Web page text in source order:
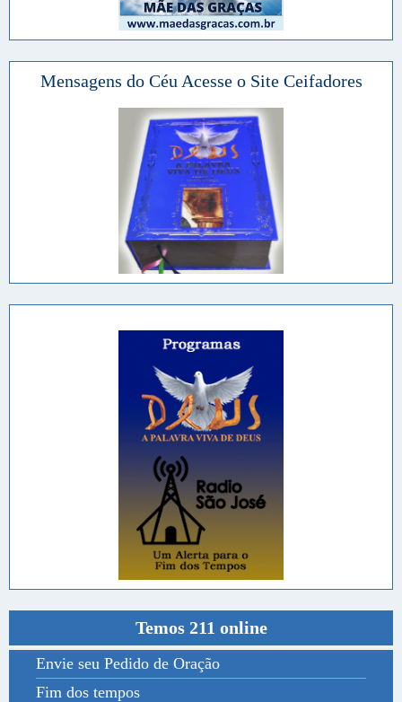
Mensagens do Céu Acesse o Site Ceifadores
Temos 211 online
Envie seu Pedido de Oração
Fim dos tempos